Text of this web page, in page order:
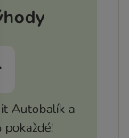
Autobalík a
pokaždé!